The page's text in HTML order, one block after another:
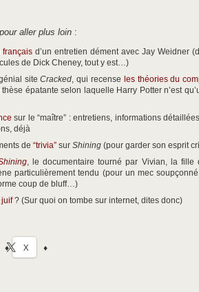
aller plus loin :
français d’un entretien dément avec Jay Weidner
de Dick Cheney, tout y est…)
siteCracked, qui recense les théories du
épatante selon laquelle Harry Potter n’est
sur le “maître” : entretiens, informations
déjà
de “trivia” sur Shining (pour garder son esprit
, le documentaire tourné par Vivian, la
particulièrement tendu (pour un mec
coup de bluff…)
juif? (Sur quoi on tombe sur internet, dites donc)
X